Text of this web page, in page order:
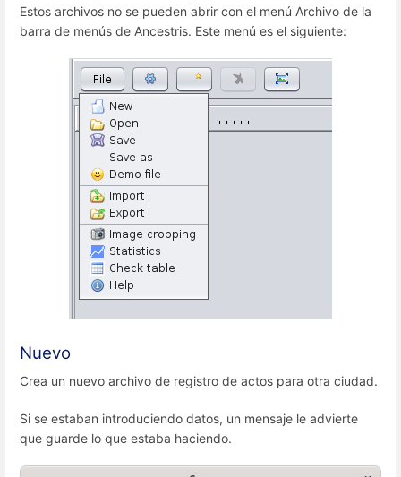
Estos archivos no se pueden abrir con el menú Archivo de la
barra de menús de Ancestris. Este menú es el siguiente:
Nuevo
Crea un nuevo archivo de registro de actos para otra ciudad.
Si se estaban introduciendo datos, un mensaje le advierte
que guarde lo que estaba haciendo.